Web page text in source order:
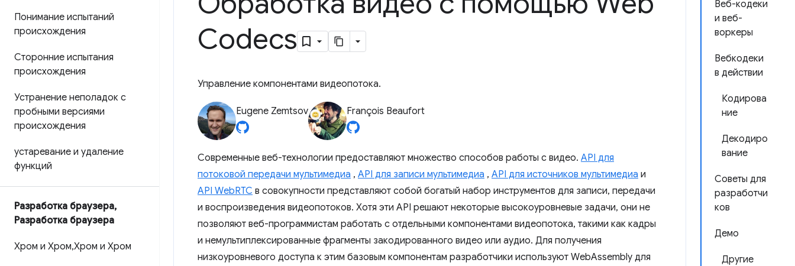
Понимание испытаний
происхождения
Сторонние испытания
происхождения
Устранение неполадок с
пробными версиями
происхождения
устаревание и удаление
функций
Разработка браузера,
Разработка браузера
Хром и Хром,Хром и Хром
Веб-кодеки
и веб-
воркеры
Вебкодеки
в действии
Кодирова
ние
Декодиро
вание
Советы для
разработчи
ков
Демо
Другие
Codecs
Управление компонентами видеопотока.
Eugene Zemtsov François Beaufort
Современные веб-технологии предоставляют множество способов работы с видео. API для
потоковой передачи мультимедиа , API для записи мультимедиа , API для источников мультимедиа и
API WebRTC в совокупности представляют собой богатый набор инструментов для записи, передачи
и воспроизведения видеопотоков. Хотя эти API решают некоторые высокоуровневые задачи, они не
позволяют веб-программистам работать с отдельными компонентами видеопотока, такими как кадры
и немультиплексированные фрагменты закодированного видео или аудио. Для получения
низкоуровневого доступа к этим базовым компонентам разработчики используют WebAssembly для